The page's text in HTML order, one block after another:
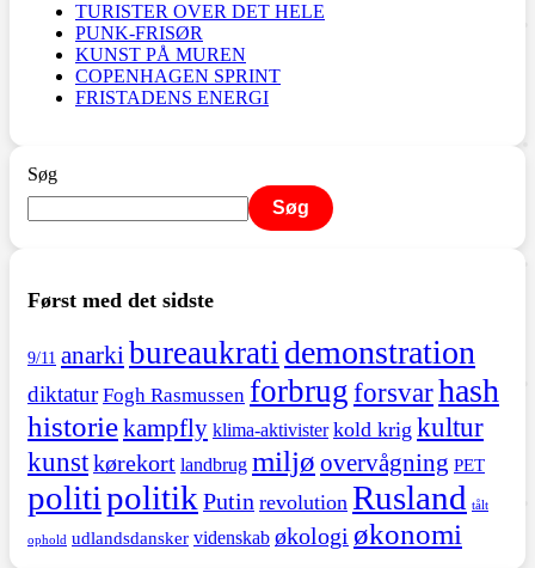
TURISTER OVER DET HELE
PUNK-FRISØR
KUNST PÅ MUREN
COPENHAGEN SPRINT
FRISTADENS ENERGI
Søg
Søg
Først med det sidste
9/11 anarki bureaukrati demonstration
diktatur Fogh Rasmussen forbrugforsvarhash
historiekampfly klima-aktivister kold krig kultur
kunstkørekort landbrug miljø overvågning PET
politipolitik Putin revolution Rusland tålt
ophold udlandsdansker videnskab økologi økonomi